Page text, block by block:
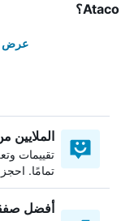
Ataco؟
عرض
الملايين
تقييمات
تمامًا.
أفضل